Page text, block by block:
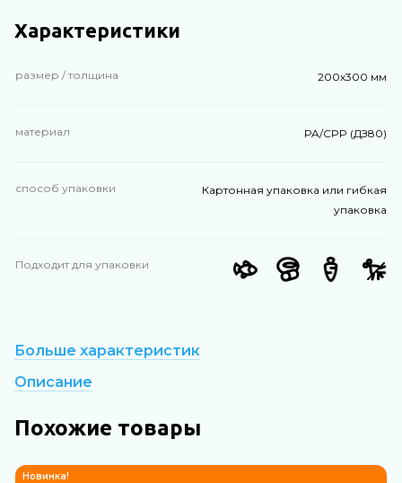
Характеристики
размер / толщина 200х300 мм
материал PA/CPP (ДЗ80)
способ упаковки
Картонная упаковка или гибкая
упаковка
Подходит для упаковки
Больше характеристик
Описание
Похожие товары
Новинка!